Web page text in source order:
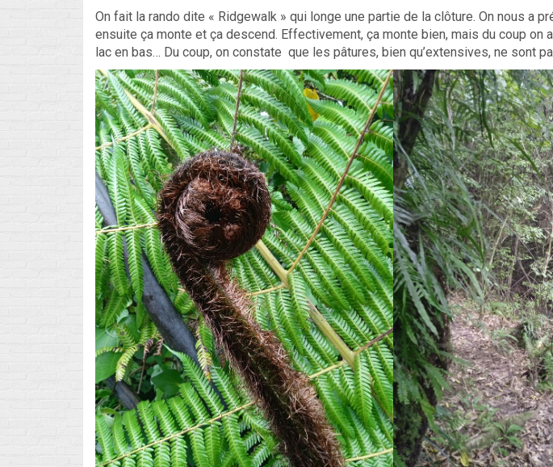
On fait la rando dite « Ridgewalk » qui longe une partie de la clôture. On nous a
ensuite ça monte et ça descend. Effectivement, ça monte bien, mais du coup on
lac en bas… Du coup, on constate que les pâtures, bien qu’extensives, ne sont